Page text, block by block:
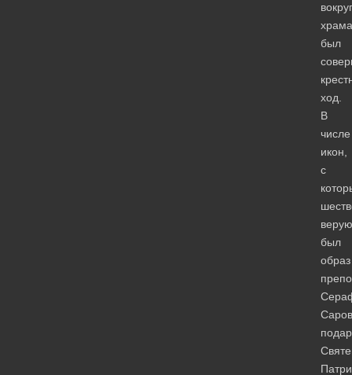
вокруг
храма
был
ход.
В
числе
икон,
с
был
образ